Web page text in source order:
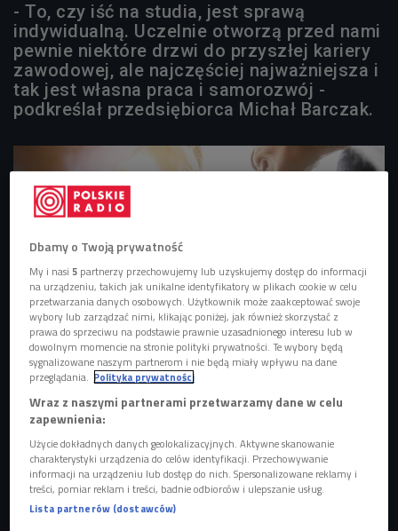
- To, czy iść na studia, jest sprawą
indywidualną. Uczelnie otworzą przed nami
pewnie niektóre drzwi do przyszłej kariery
zawodowej, ale najczęściej najważniejsza i
tak jest własna praca i samorozwój -
podkreślał przedsiębiorca Michał Barczak.
Coraz więcej uczelni organizuje dni otwarte. Część z nich odbywa się wirtualnie,
ale są też takie, w których można uczestniczyć w realu. Czy dziś na rynku pracy
liczą się dyplom i encyklopedyczna wiedza, czy doświadczenie, zaangażowanie i
pasja?
Foto: shutterstock.com
Jeszcze na początku lat 2000.większość uczniów
szkół średnich po maturze wybierała się na studia. Dyplom
wyższej uczelni był przepustką do świata zawodowego i
lepszych zarobków. Zmiany na rynku pracy spowodowały
Dbamy o Twoją prywatność
My i nasi5 partnerzy przechowujemy lub uzyskujemy dostęp do informacji
na urządzeniu, takich jak unikalne identyfikatory w plikach cookie w celu
przetwarzania danych osobowych. Użytkownik może zaakceptować swoje
wybory lub zarządzać nimi, klikając poniżej, jak również skorzystać z
prawa do sprzeciwu na podstawie prawnie uzasadnionego interesu lub w
dowolnym momencie na stronie polityki prywatności. Te wybory będą
sygnalizowane naszym partnerom i nie będą miały wpływu na dane
przeglądania. Polityka prywatności
Wraz z naszymi partnerami przetwarzamy dane w celu
zapewnienia:
Użycie dokładnych danych geolokalizacyjnych. Aktywne skanowanie
charakterystyki urządzenia do celów identyfikacji. Przechowywanie
informacji na urządzeniu lub dostęp do nich. Spersonalizowane reklamy i
treści, pomiar reklam i treści, badnie odbiorców i ulepszanie usług.
Lista partnerów (dostawców)